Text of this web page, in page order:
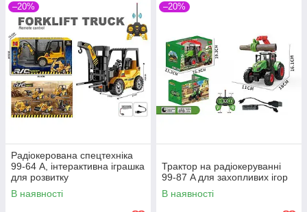
–20%
Радіокерована спецтехніка
99-64 A, інтерактивна іграшка
для розвитку
В наявності
–20%
Трактор на радіокеруванні
99-87 A для захопливих ігор
В наявності